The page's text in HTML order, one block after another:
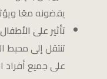
يقضونه معًا
تأثير على
تنتقل إلى محيط
على جميع أفراد